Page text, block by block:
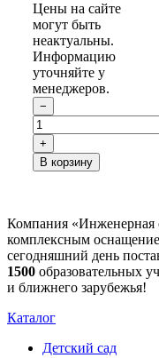
Цены на сайте
могут быть
неактуальны.
Информацию
уточняйте у
менеджеров.
−
+
В корзину
Компания «Инженерная
комплексным
сегодняшний день
1500 образовательных
и ближнего зарубежья!
Каталог
Детский сад